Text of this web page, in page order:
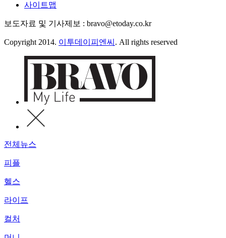
사이트맵
보도자료 및 기사제보 : bravo@etoday.co.kr
Copyright 2014. 이투데이피엔씨 . All rights reserved
전체뉴스
피플
헬스
라이프
컬처